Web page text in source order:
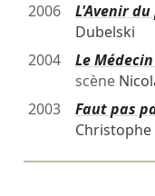
2006
L'Avenir
Dubelski
2004
Le
scène
2003
Faut pas